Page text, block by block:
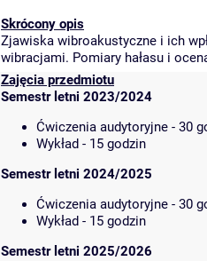
Skrócony opis
Zjawiska wibroakustyczne i ich
wibracjami. Pomiary hałasu i
Zajęcia przedmiotu
Semestr letni 2023/2024
Ćwiczenia audytoryjne - 30
Wykład - 15 godzin
Semestr letni 2024/2025
Ćwiczenia audytoryjne - 30
Wykład - 15 godzin
Semestr letni 2025/2026